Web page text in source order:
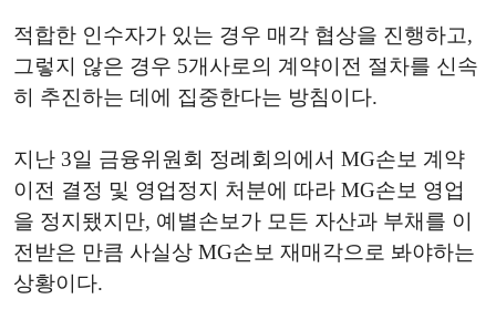
적합한 인수자가 있는 경우 매각 협상을 진행하고,
그렇지 않은 경우 5개사로의 계약이전 절차를 신속
히 추진하는 데에 집중한다는 방침이다.
지난 3일 금융위원회 정례회의에서 MG손보 계약
이전 결정 및 영업정지 처분에 따라 MG손보 영업
을 정지됐지만, 예별손보가 모든 자산과 부채를 이
전받은 만큼 사실상 MG손보 재매각으로 봐야하는
상황이다.